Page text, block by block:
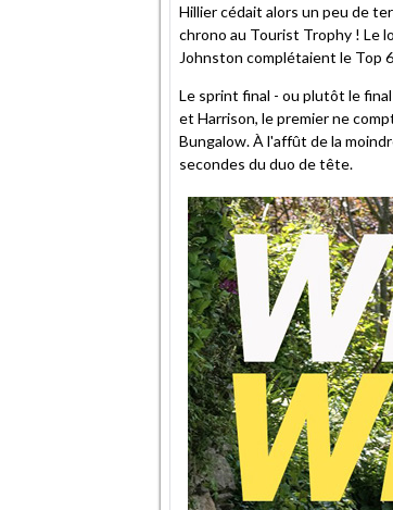
Hillier cédait alors un peu de
chrono au Tourist Trophy ! Le
Johnston complétaient le Top
Le sprint final - ou plutôt le
et Harrison, le premier ne
Bungalow. À l'affût de la
secondes du duo de tête.